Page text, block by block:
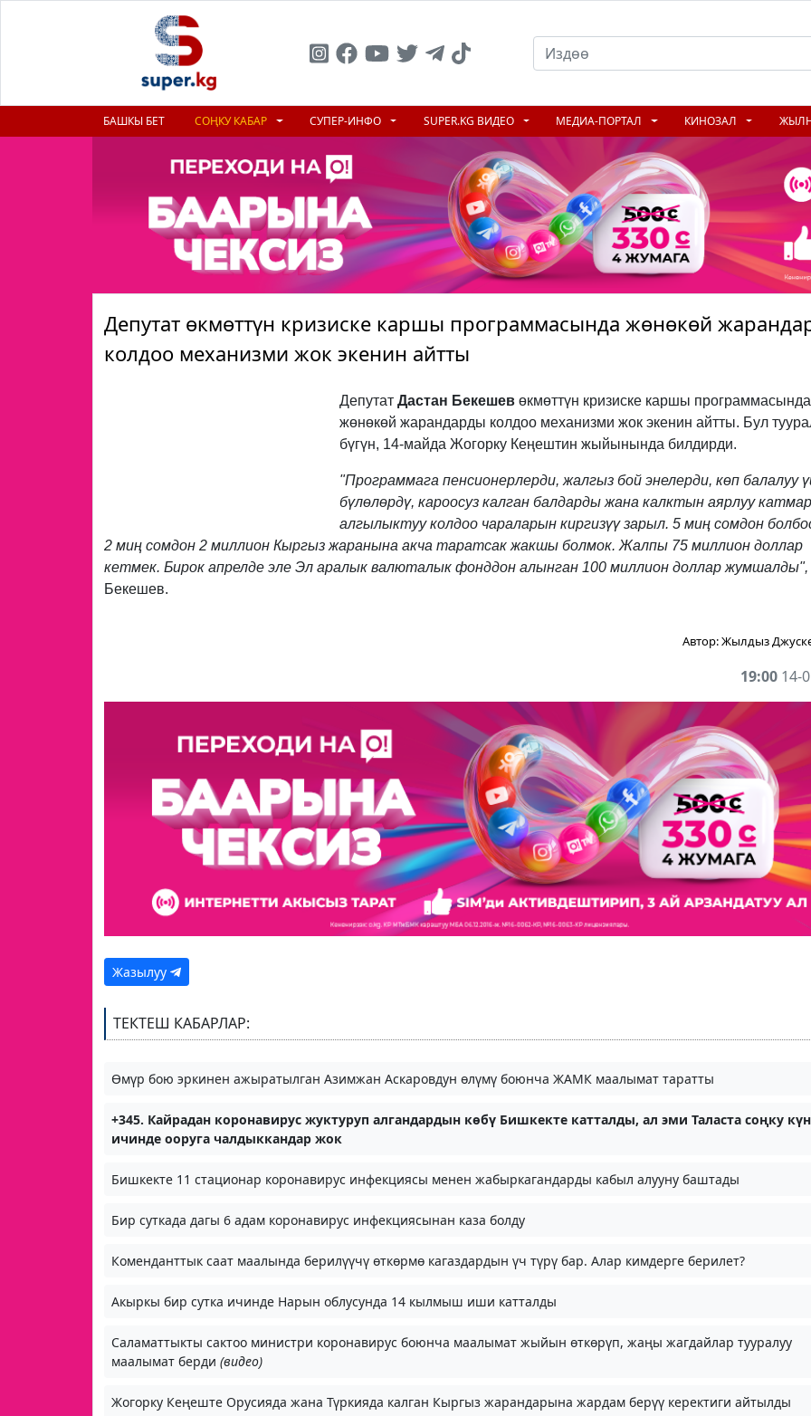
БАШКЫ БЕТ СОҢКУ КАБАР СУПЕР-ИНФО SUPER.KG ВИДЕО МЕДИА-ПОРТАЛ КИНОЗАЛ
Депутат өкмөттүн кризиске каршы программасында жөнөкөй
колдоо механизми жок экенин айтты
Депутат Дастан Бекешев өкмөттүн кризиске каршы программасында
жөнөкөй жарандарды колдоо механизми жок экенин айтты. Бул
бүгүн, 14-майда Жогорку Кеңештин жыйынында билдирди.
"Программага пенсионерлерди, жалгыз бой энелерди, көп балалуу
бүлөлөрдү, кароосуз калган балдарды жана калктын аярлуу
алгылыктуу колдоо чараларын киргизүү зарыл. 5 миң сомдон
2 миң сомдон 2 миллион Кыргыз жаранына акча таратсак жакшы болмок. Жалпы 75 миллион доллар
кетмек. Бирок апрелде эле Эл аралык валюталык фонддон алынган 100 миллион доллар жумшалды",
Бекешев.
Автор:Жылдыз
19:0014-
Жазылуу
ТЕКТЕШ КАБАРЛАР:
Өмүр бою эркинен ажыратылган Азимжан Аскаровдун өлүмү боюнча ЖАМК маалымат таратты
+345. Кайрадан коронавирус жуктуруп алгандардын көбү Бишкекте катталды, ал эми Таласта соңку күн
ичинде ооруга чалдыккандар жок
Бишкекте 11 стационар коронавирус инфекциясы менен жабыркагандарды кабыл алууну баштады
Бир суткада дагы 6 адам коронавирус инфекциясынан каза болду
Коменданттык саат маалында берилүүчү өткөрмө кагаздардын үч түрү бар. Алар кимдерге берилет?
Акыркы бир сутка ичинде Нарын облусунда 14 кылмыш иши катталды
Саламаттыкты сактоо министри коронавирус боюнча маалымат жыйын өткөрүп, жаңы жагдайлар тууралуу
маалымат берди (видео)
Жогорку Кеңеште Орусияда жана Түркияда калган Кыргыз жарандарына жардам берүү керектиги айтылды